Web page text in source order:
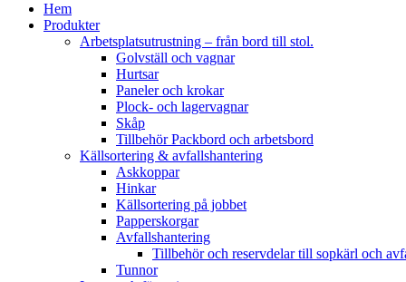
Hem
Produkter
Arbetsplatsutrustning – från bord till stol.
Golvställ och vagnar
Hurtsar
Paneler och krokar
Plock- och lagervagnar
Skåp
Tillbehör Packbord och arbetsbord
Källsortering & avfallshantering
Askkoppar
Hinkar
Källsortering på jobbet
Papperskorgar
Avfallshantering
Tillbehör och reservdelar till sopkärl och
Tunnor